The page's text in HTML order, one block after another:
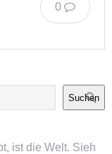
0
Suchen
ist die Welt. Sieh